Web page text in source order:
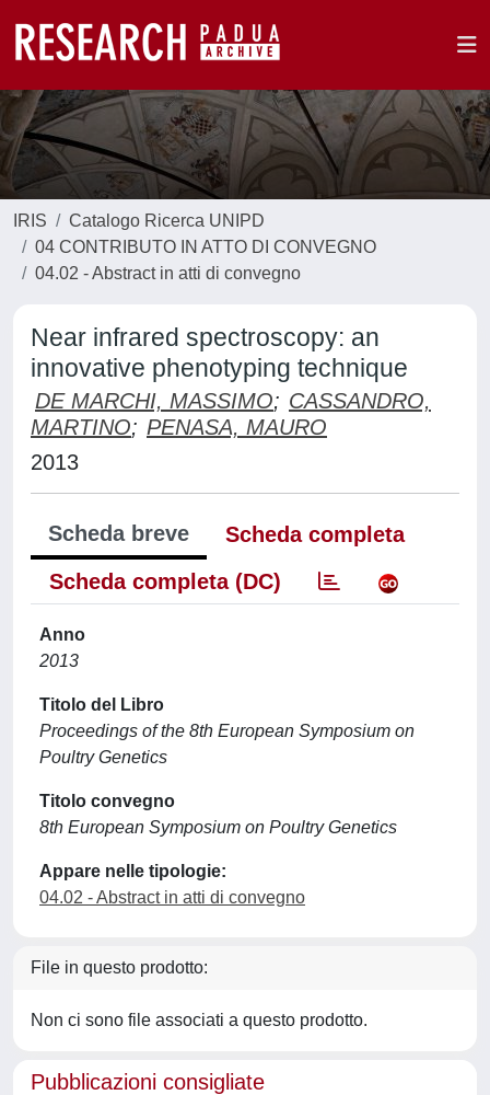
IRIS
Catalogo Ricerca UNIPD
04 CONTRIBUTO IN ATTO DI CONVEGNO
04.02 - Abstract in atti di convegno
Near infrared spectroscopy: an
innovative phenotyping technique
DE MARCHI, MASSIMO; CASSANDRO,
MARTINO; PENASA, MAURO
2013
Scheda breve
Scheda completa
Scheda completa (DC)
Anno
2013
Titolo del Libro
Proceedings of the 8th European Symposium on
Poultry Genetics
Titolo convegno
8th European Symposium on Poultry Genetics
Appare nelle tipologie:
04.02 - Abstract in atti di convegno
File in questo prodotto:
Non ci sono file associati a questo prodotto.
Pubblicazioni consigliate